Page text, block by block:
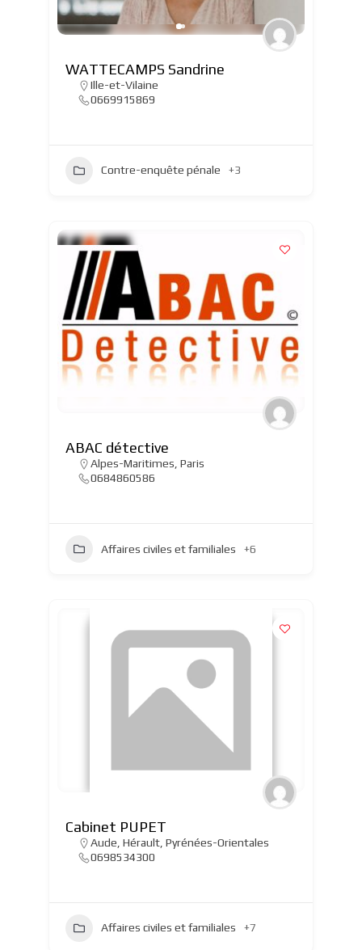
WATTECAMPS Sandrine
Ille-et-Vilaine
0669915869
Contre-enquête pénale +3
ABAC détective
Alpes-Maritimes Paris
0684860586
Affaires civiles et familiales +6
Cabinet PUPET
Aude Hérault, Pyrénées-Orientales
0698534300
Affaires civiles et familiales +7